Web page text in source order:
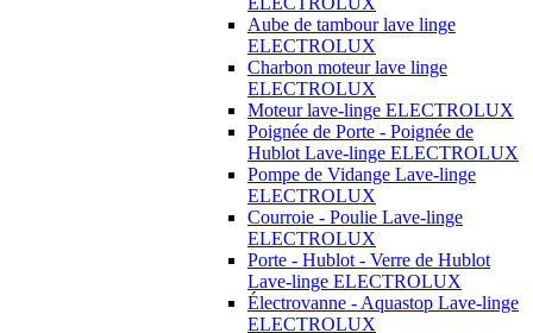
Aube de tambour lave linge
ELECTROLUX
Charbon moteur lave linge
ELECTROLUX
Moteur lave-linge ELECTROLUX
Poignée de Porte - Poignée de
Hublot Lave-linge ELECTROLUX
Pompe de Vidange Lave-linge
ELECTROLUX
Courroie - Poulie Lave-linge
ELECTROLUX
Porte - Hublot - Verre de Hublot
Lave-linge ELECTROLUX
Électrovanne - Aquastop Lave-linge
ELECTROLUX